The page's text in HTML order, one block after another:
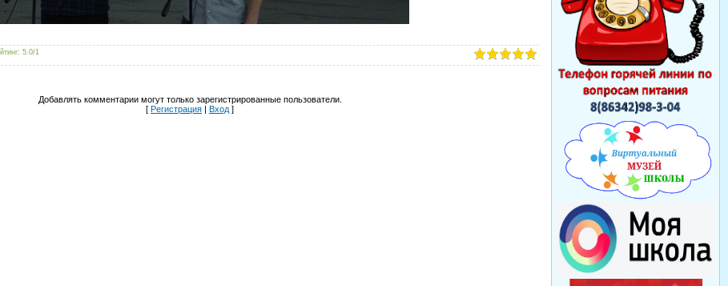
: 5.0/1
Добавлять комментарии могут только зарегистрированные пользователи.
[ Регистрация | Вход ]